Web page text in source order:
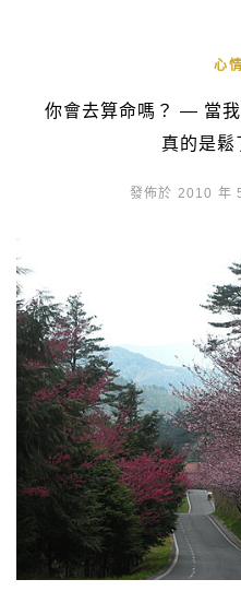
心
你會去算命嗎？ — 當
真的是鬆
發佈於 2010 年